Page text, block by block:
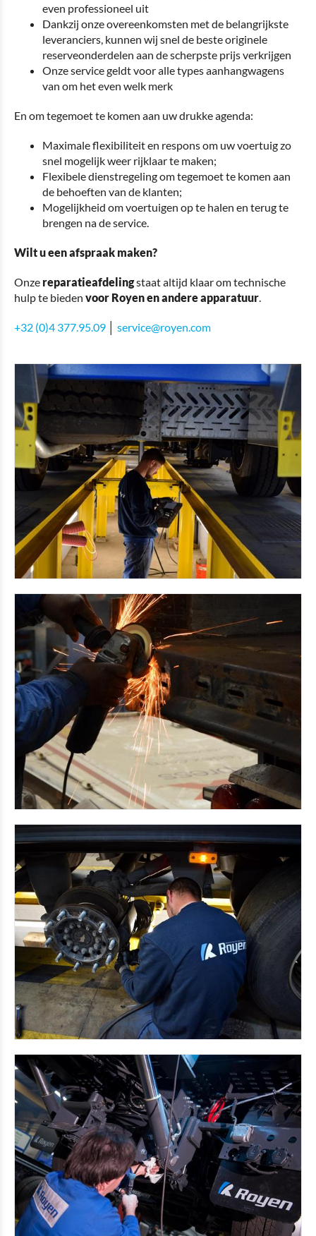
even professioneel uit
Dankzij onze overeenkomsten met de belangrijkste
leveranciers, kunnen wij snel de beste originele
reserveonderdelen aan de scherpste prijs verkrijgen
Onze service geldt voor alle types aanhangwagens
van om het even welk merk
En om tegemoet te komen aan uw drukke agenda:
Maximale flexibiliteit en respons om uw voertuig zo
snel mogelijk weer rijklaar te maken;
Flexibele dienstregeling om tegemoet te komen aan
de behoeften van de klanten;
Mogelijkheid om voertuigen op te halen en terug te
brengen na de service.
Wilt u een afspraak maken?
Onze reparatieafdelingstaat altijd klaar om technische
hulp te bieden voor Royen en andere apparatuur
+32 (0)4 377.95.09 service@royen.com